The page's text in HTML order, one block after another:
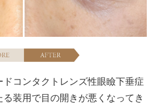
コンタクトレンズ性眼瞼下垂症
装用で目の開きが悪くなってき